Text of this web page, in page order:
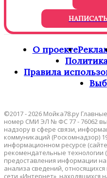
О проекте
Правила
©2017 - 2026 Мойка78.ру
номер СМИ ЭЛ № ФС 77 - 76062
надзору в сфере связи,
коммуникаций (Роскомнадзор)
информационном ресурсе
рекомендательные
предоставления информации
анализа сведений,
сети «Интернет», находящихся